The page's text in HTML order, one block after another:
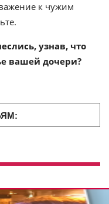
к чужим
узнав, что
вашей дочери?